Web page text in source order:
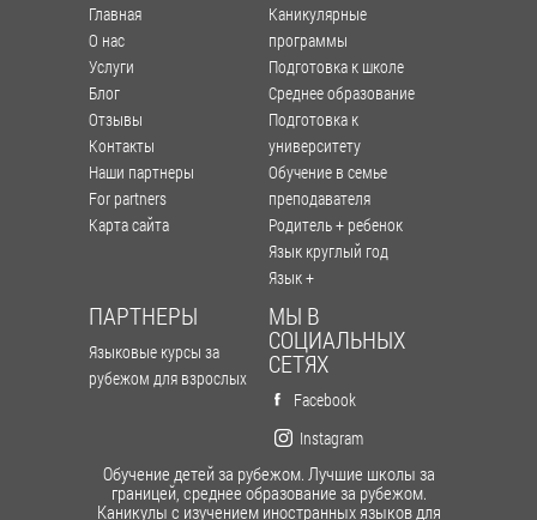
Главная
О нас
Услуги
Блог
Отзывы
Контакты
Наши партнеры
For partners
Карта сайта
Каникулярные
программы
Подготовка к школе
Среднее образование
Подготовка к
университету
Обучение в семье
преподавателя
Родитель + ребенок
Язык круглый год
Язык +
ПАРТНЕРЫ
Языковые курсы за
рубежом для взрослых
МЫ В
СОЦИАЛЬНЫХ
СЕТЯХ
Facebook
Instagram
Обучение детей за рубежом. Лучшие школы за
границей, среднее образование за рубежом.
Каникулы с изучением иностранных языков для